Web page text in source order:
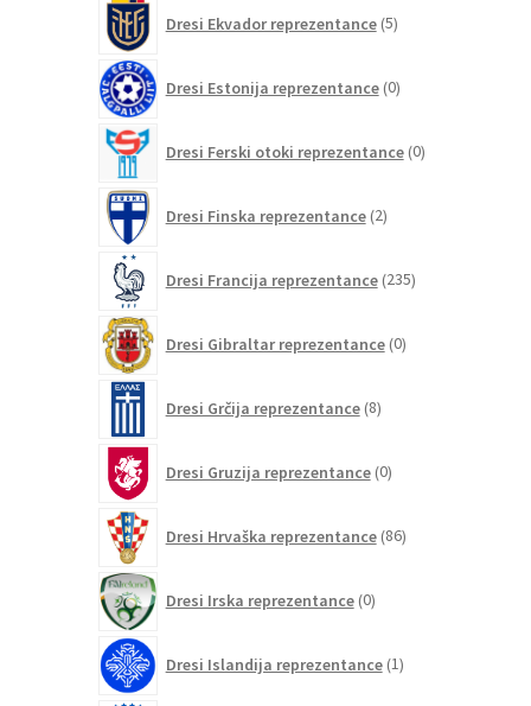
Dresi Ekvador reprezentance 5izdelkov
Dresi Estonija reprezentance 0izdelkov
Dresi Ferski otoki reprezentance 0izdelkov
Dresi Finska reprezentance 2izdelka
Dresi Francija reprezentance 235izdelkov
Dresi Gibraltar reprezentance 0izdelkov
Dresi Grčija reprezentance 8izdelkov
Dresi Gruzija reprezentance 0izdelkov
Dresi Hrvaška reprezentance 86izdelkov
Dresi Irska reprezentance 0izdelkov
Dresi Islandija reprezentance 1izdelek